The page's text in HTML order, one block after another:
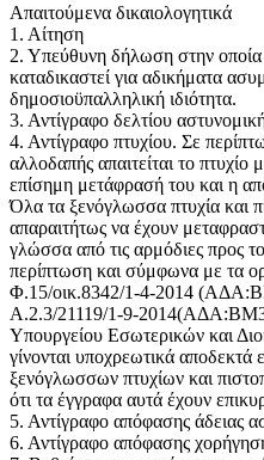
Απαιτούμενα δικαιολογητικά
1. Αίτηση
2. Υπεύθυνη δήλωση στην οποία
καταδικαστεί για αδικήματα
δημοσιοϋπαλληλική ιδιότητα.
3. Αντίγραφο δελτίου
4. Αντίγραφο πτυχίου. Σε
αλλοδαπής απαιτείται το
επίσημη μετάφρασή του και η
Όλα τα ξενόγλωσσα πτυχία και
απαραιτήτως να έχουν
γλώσσα από τις αρμόδιες προς
περίπτωση και σύμφωνα με τα
Φ.15/οικ.8342/1-4-2014
Α.2.3/21119/1-9-
Υπουργείου Εσωτερικών και
γίνονται υποχρεωτικά αποδεκτά
ξενόγλωσσων πτυχίων και
ότι τα έγγραφα αυτά έχουν
5. Αντίγραφο απόφασης άδειας
6. Αντίγραφο απόφασης